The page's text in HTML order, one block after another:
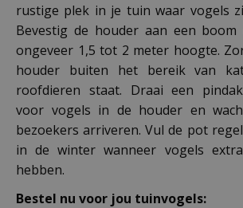
rustige plek in je tuin waar vogels
Bevestig de houder aan een
ongeveer 1,5 tot 2 meter hoogte.
houder buiten het bereik van
roofdieren staat. Draai een
voor vogels in de houder en
bezoekers arriveren. Vul de pot
in de winter wanneer vogels
hebben.
Bestel nu voor jou tuinvogels: